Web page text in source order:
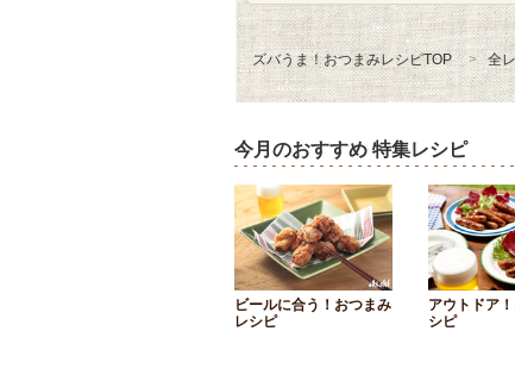
ズバうま！おつまみレシピTOP 全
今月のおすすめ 特集レシピ
ビールに合う！おつまみ
レシピ
アウトドア
シピ